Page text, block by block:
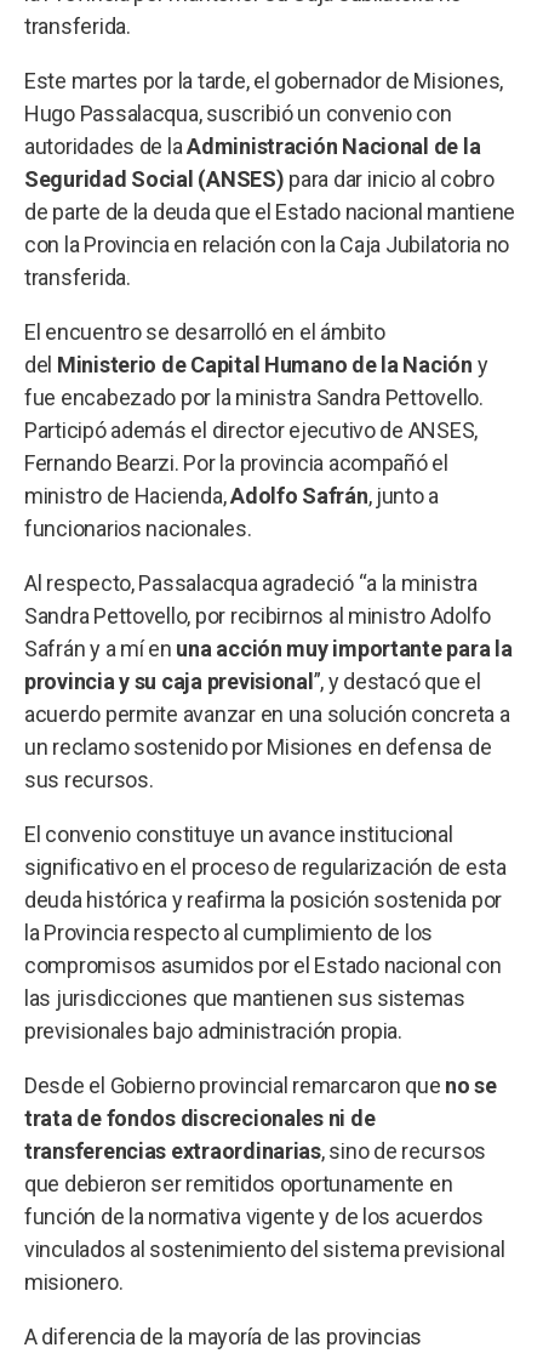
transferida.
Este martes por la tarde, el gobernador de Misiones,
Hugo Passalacqua, suscribió un convenio con
autoridades de laAdministración Nacional de la
Seguridad Social (ANSES) para dar inicio al cobro
de parte de la deuda que el Estado nacional mantiene
con la Provincia en relación con la Caja Jubilatoria no
transferida.
El encuentro se desarrolló en el ámbito
del Ministerio de Capital Humano de la Nación y
fue encabezado por la ministra Sandra Pettovello.
Participó además el director ejecutivo de ANSES,
Fernando Bearzi. Por la provincia acompañó el
ministro de Hacienda,Adolfo Safrán, junto a
funcionarios nacionales.
Al respecto, Passalacqua agradeció “a la ministra
Sandra Pettovello, por recibirnos al ministro Adolfo
Safrán y a mí en una acción muy importante para la
provincia y su caja previsional ”, y destacó que el
acuerdo permite avanzar en una solución concreta a
un reclamo sostenido por Misiones en defensa de
sus recursos.
El convenio constituye un avance institucional
significativo en el proceso de regularización de esta
deuda histórica y reafirma la posición sostenida por
la Provincia respecto al cumplimiento de los
compromisos asumidos por el Estado nacional con
las jurisdicciones que mantienen sus sistemas
previsionales bajo administración propia.
Desde el Gobierno provincial remarcaron que no se
trata de fondos discrecionales ni de
transferencias extraordinarias, sino de recursos
que debieron ser remitidos oportunamente en
función de la normativa vigente y de los acuerdos
vinculados al sostenimiento del sistema previsional
misionero.
A diferencia de la mayoría de las provincias